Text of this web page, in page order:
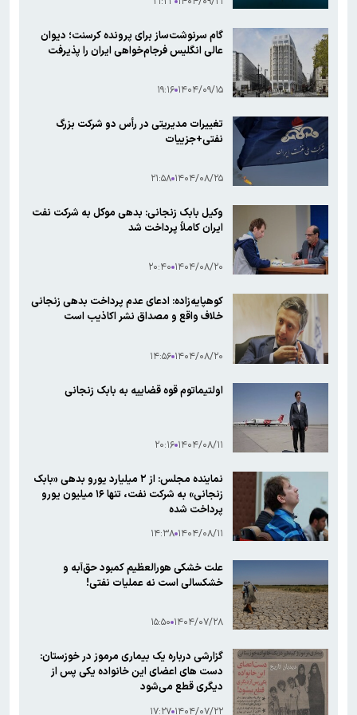
گام سرنوشت‌ساز برای پرونده کرسنت؛ دیوان
عالی انگلیس فرجام‌خواهی ایران را پذیرفت
۱۴۰۴/۰۹/۱۵ ۱۹:۱۶
تغییرات مدیریتی در رأس دو شرکت بزرگ
نفتی+جزییات
۱۴۰۴/۰۸/۲۵ ۲۱:۵۸
وکیل بابک زنجانی: بدهی موکل به شرکت نفت
ایران کاملاً پرداخت شد
۱۴۰۴/۰۸/۲۰ ۲۰:۴۰
کوهپایه‌زاده: ادعای عدم پرداخت بدهی زنجانی
خلاف واقع و مصداق نشر اکاذیب است
۱۴۰۴/۰۸/۲۰ ۱۴:۵۶
اولتیماتوم قوه قضاییه به بابک زنجانی
۱۴۰۴/۰۸/۱۱ ۲۰:۱۶
نماینده مجلس: از ۲ میلیارد یورو بدهی «بابک
زنجانی» به شرکت نفت، تنها ۱۶ میلیون یورو
پرداخت شده
۱۴۰۴/۰۸/۱۱ ۱۴:۳۸
علت خشکی هورالعظیم کمبود حق‌آبه و
خشکسالی‌ است نه عملیات نفتی!
۱۴۰۴/۰۷/۲۸ ۱۵:۵۰
گزارشی درباره یک بیماری مرموز در خوزستان:
دست های اعضای این خانواده یکی پس از
دیگری قطع می‌شود
۱۴۰۴/۰۷/۲۲ ۱۷:۲۷